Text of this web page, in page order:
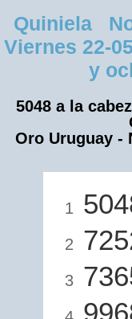
Quiniela
Viernes 22-
y
5048 a la
Oro Uruguay -
1
2
3